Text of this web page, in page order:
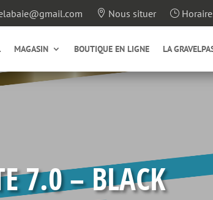
 Nous situer }
MAGASIN BOUTIQUE EN LIGNE LA
7.0 – BLACK